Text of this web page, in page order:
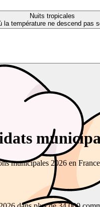
Nuits tropicales
la température ne descend pas
municipales 2026 en